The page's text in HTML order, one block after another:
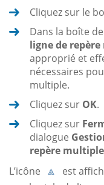
Cliquez sur le
Dans la boîte
ligne de
approprié et
nécessaires
multiple.
Cliquez sur OK.
Cliquez sur
dialogue
repère
L’icône
est